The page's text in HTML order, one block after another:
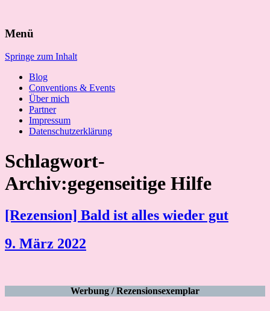
nach:
Menü
Springe zum Inhalt
Blog
Conventions & Events
Über mich
Partner
Impressum
Datenschutzerklärung
Schlagwort-
Archiv:gegenseitige Hilfe
[Rezension] Bald ist alles wieder gut
9. März 2022
Werbung / Rezensionsexemplar